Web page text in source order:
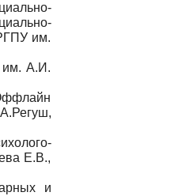
им.
им. А.И.
Е.В.,
и